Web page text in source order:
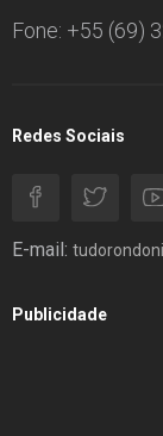
Fone: +55 (69)
Redes Sociais
E-mail:
Publicidade